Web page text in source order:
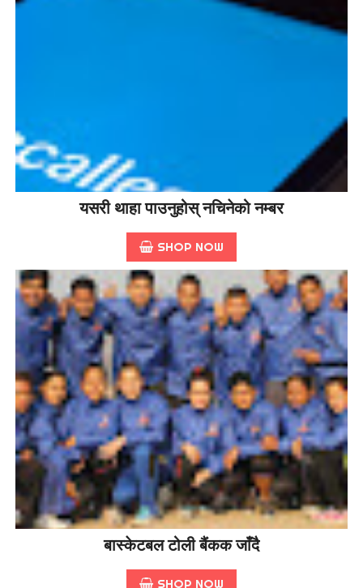
यसरी थाहा पाउनुहोस् नचिनेको नम्बर
SHOP NOW
बास्केटबल टोली बैंकक जाँदै
SHOP NOW